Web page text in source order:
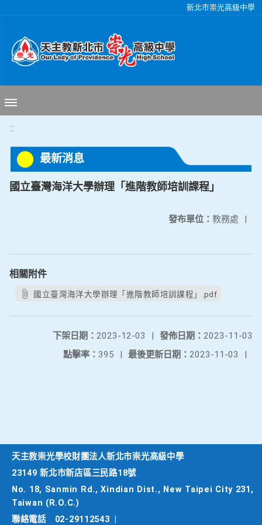
新北市崇光高級中學
:::
最新消息
國立臺灣海洋大學辦理「進階教師培訓課程」
發布單位： 教務處 |
相關附件
國立臺灣海洋大學辦理「進階教師培訓課程」.pdf
發佈日期： 2023-11-03
下架日期： 2023-12-03
|
最後更新日期： 2023-11-03 |
點擊率： 395 |
天主教崇光學校財團法人新北市崇光高級中學
23149 新北市新店區三民路18號
No. 18, Sanmin Rd., Xindian Dist., New Taipei City 231,
Taiwan (R.O.C.)
聯絡電話
02-29112543